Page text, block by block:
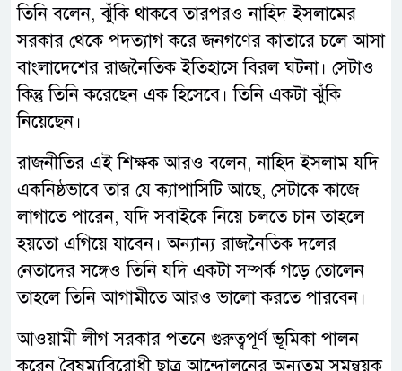
তিনি বলেন, ঝুঁকি থাকবে তারপরও নাহিদ ইসলামের
সরকার থেকে পদত্যাগ করে জনগণের কাতারে চলে আসা
বাংলাদেশের রাজনৈতিক ইতিহাসে বিরল ঘটনা। সেটাও
কিন্তু তিনি করেছেন এক হিসেবে। তিনি একটা ঝুঁকি
নিয়েছেন।
রাজনীতির এই শিক্ষক আরও বলেন, নাহিদ ইসলাম যদি
একনিষ্ঠভাবে তার যে ক্যাপাসিটি আছে, সেটাকে কাজে
লাগাতে পারেন, যদি সবাইকে নিয়ে চলতে চান তাহলে
হয়তো এগিয়ে যাবেন। অন্যান্য রাজনৈতিক দলের
নেতাদের সঙ্গেও তিনি যদি একটা সম্পর্ক গড়ে তোলেন
তাহলে তিনি আগামীতে আরও ভালো করতে পারবেন।
আওয়ামী লীগ সরকার পতনে গুরুত্বপূর্ণ ভূমিকা পালন
করেন বৈষম্যবিরোধী ছাত্র আন্দোলনের অন্যতম সমন্বয়ক